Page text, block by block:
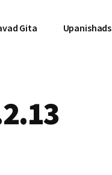
Gita Upanishads